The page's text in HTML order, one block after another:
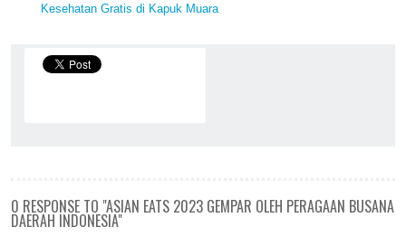
Kesehatan Gratis di Kapuk Muara
0 RESPONSE TO "ASIAN EATS 2023 GEMPAR OLEH PERAGAAN BUSANA
DAERAH INDONESIA"